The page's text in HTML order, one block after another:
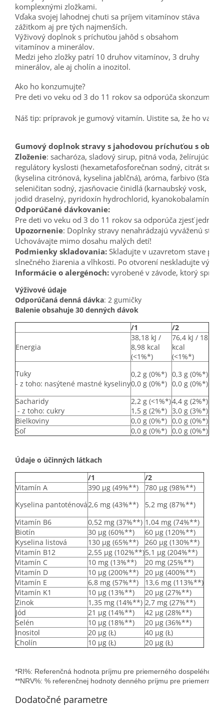
komplexnými zložkami.
Vďaka svojej lahodnej chuti sa príjem vitamínov stáva
zážitkom aj pre tých najmenších.
Výživový doplnok s príchuťou jahôd s obsahom
vitamínov a minerálov.
Medzi jeho zložky patrí 10 druhov vitamínov, 3 druhy
minerálov, ale aj cholín a inozitol.
Ako ho konzumujte?
Pre deti vo veku od 3 do 11 rokov sa odporúča
Náš tip: prípravok je gumový vitamín. Uistite sa, že ho
Gumový doplnok stravy s jahodovou príchuťou s
Zloženie: sacharóza, sladový sirup, pitná voda, želírujúca
regulátory kyslosti (hexametafosforečnan sodný, citrát
(kyselina citrónová, kyselina jablčná), aróma, farbivo
seleničitan sodný, zjasňovacie činidlá (karnaubský vosk,
Odporúčané dávkovanie:
Upozornenie: Doplnky stravy nenahrádzajú vyváženú
Podmienky skladovania: Skladujte v uzavretom stave pri
Informácie o alergénoch: vyrobené v závode, ktorý
Výživové údaje
Odporúčaná denná dávka
Balenie obsahuje 30 denných dávok
/1
/2
Energia
38,18 kJ /
8,98 kcal
(<1%*)
76,4 kJ / 18
kcal
(<1%*)
Tuky
- z toho: nasýtené mastné kyseliny
0,2 g (0%*)
0,0 g (0%*)
0,3 g (0%*)
0,0 g (0%*)
Sacharidy
- z toho: cukry
2,2 g (<1%*)
1,5 g (2%*)
4,4 g (2%*)
3,0 g (3%*)
Bielkoviny
0,0 g (0%*) 0,0 g (0%*)
Soľ
0,0 g (0%*) 0,0 g (0%*)
Údaje o účinných látkach
/1
/2
Vitamín A
390 μg (49%**)
780 μg (98%**)
Kyselina pantoténová2,6 mg (43%**)
5,2 mg (87%**)
Vitamín B6
0,52 mg (37%**) 1,04 mg (74%**)
Biotín
30 μg (60%**)
60 μg (120%**)
Kyselina listová
130 μg (65%**)
260 μg (130%**)
Vitamín B12
2,55 μg (102%**)5,1 μg (204%**)
Vitamín C
10 mg (13%**)
20 mg (25%**)
Vitamín D
10 μg (200%**)
20 μg (400%**)
Vitamín E
6,8 mg (57%**)
13,6 mg (113%**)
Vitamín K1
10 μg (13%**)
20 μg (27%**)
Zinok
1,35 mg (14%**) 2,7 mg (27%**)
Jód
21 μg (14%**)
42 μg (28%**)
Selén
10 μg (18%**)
20 μg (36%**)
Inositol
20 μg (Ł)
40 μg (Ł)
Cholín
10 μg (Ł) 20 μg (Ł)
*RI%: Referenčná hodnota príjmu pre priemerného dospelého
**NRV%: % referenčnej hodnoty denného príjmu pre
Dodatočné parametre